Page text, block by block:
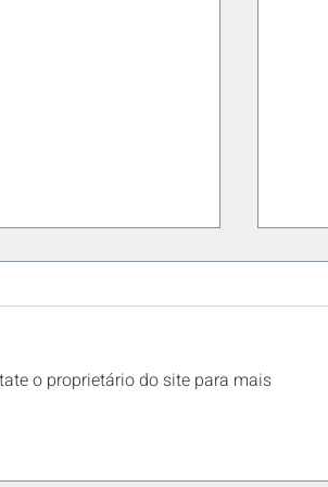
o proprietário do site para mais